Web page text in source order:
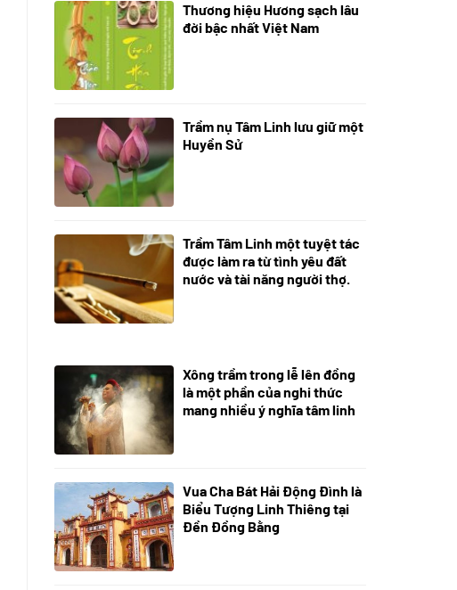
18/10/2025
Thương hiệu Hương sạch lâu
đời bậc nhất Việt Nam
05/10/2025
Trầm nụ Tâm Linh lưu giữ một
Huyền Sử
09/06/2024
Trầm Tâm Linh một tuyệt tác
được làm ra từ tình yêu đất
nước và tài năng người thợ.
21/07/2024
Xông trầm trong lễ lên đồng
là một phần của nghi thức
mang nhiều ý nghĩa tâm linh
08/07/2024
Vua Cha Bát Hải Động Đình là
Biểu Tượng Linh Thiêng tại
Đền Đồng Bằng